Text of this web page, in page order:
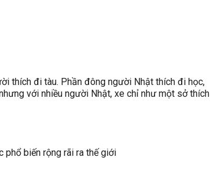
thích đi tàu. Phần đông người Nhật thích đi học,
với nhiều người Nhật, xe chỉ như một sở thích
phổ biến rộng rãi ra thế giới